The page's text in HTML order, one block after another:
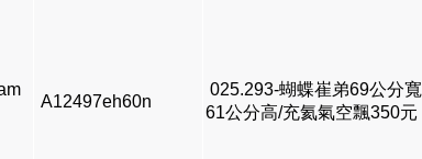
A12497eh60n
025.293-蝴蝶崔弟69公分寬
61公分高/充氦氣空飄350元